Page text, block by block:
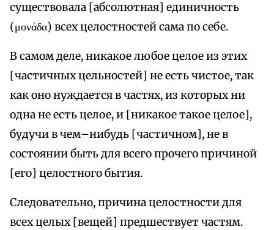
существовала [абсолютная] единичность
(μονάδα) всех целостностей сама по себе.
В самом деле, никакое любое целое из этих
[частичных цельностей] не есть чистое, так
как оно нуждается в частях, из которых ни
одна не есть целое, и [никакое такое целое],
будучи в чем–нибудь [частичном], не в
состоянии быть для всего прочего причиной
[его] целостного бытия.
Следовательно, причина целостности для
всех целых [вещей] предшествует частям.